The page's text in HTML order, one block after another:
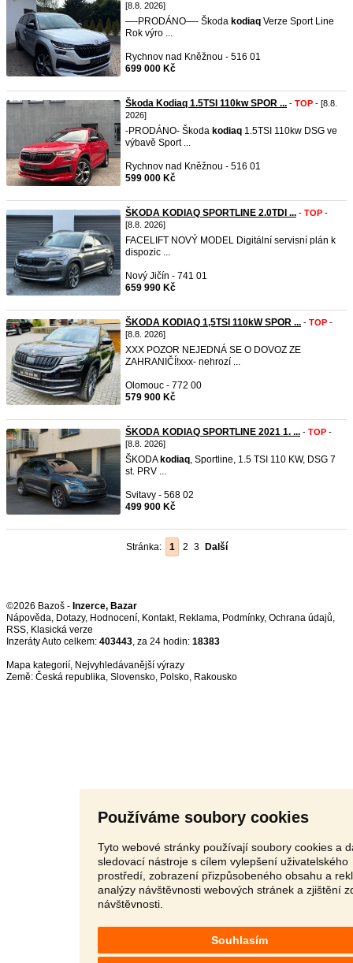
Používáme soubory cookies
Tyto webové stránky používají soubory cookies a
sledovací nástroje s cílem vylepšení uživatelského
prostředí, zobrazení přizpůsobeného obsahu a
analýzy návštěvnosti webových stránek a zjištění
návštěvnosti.
Souhlasím
[8.8. 2026]
—-PRODÁNO—- Škoda kodiaq Verze Sport Line
Rok výro ...
Rychnov nad Kněžnou - 516 01
699 000 Kč
Škoda Kodiaq 1.5TSI 110kw SPOR ... - TOP - [8.8.
2026]
-PRODÁNO- Škoda kodiaq 1.5TSI 110kw DSG ve
výbavě Sport ...
Rychnov nad Kněžnou - 516 01
599 000 Kč
ŠKODA KODIAQ SPORTLINE 2.0TDI ... - TOP -
[8.8. 2026]
FACELIFT NOVÝ MODEL Digitální servisní plán k
dispozic ...
Nový Jičín - 741 01
659 990 Kč
ŠKODA KODIAQ 1,5TSI 110kW SPOR ... - TOP -
[8.8. 2026]
XXX POZOR NEJEDNÁ SE O DOVOZ ZE
ZAHRANIČÍ!xxx- nehrozí ...
Olomouc - 772 00
579 900 Kč
ŠKODA KODIAQ SPORTLINE 2021 1. ... - TOP -
[8.8. 2026]
ŠKODA kodiaq, Sportline, 1.5 TSI 110 KW, DSG 7
st. PRV ...
Svitavy - 568 02
499 900 Kč
Stránka: 1 2 3 Další
©2026 Bazoš - Inzerce, Bazar
Nápověda, Dotazy, Hodnocení, Kontakt, Reklama, Podmínky, Ochrana údajů,
RSS,
Inzeráty Auto celkem: 403443, za 24 hodin: 18383
Mapa kategorií, Nejvyhledávanější výrazy
Země: Česká republika, Slovensko, Polsko, Rakousko